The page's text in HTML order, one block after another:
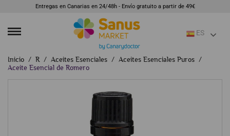
Entregas en Canarias en 24/48h - Envío gratuito a partir de 49€
ES
Inicio R Aceites Esenciales
Aceites Esenciales Puros
Aceite Esencial de Romero